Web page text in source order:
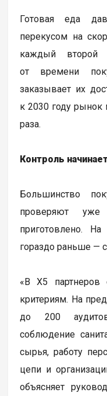
Готовая еда
перекусом на
каждый второй
от времени
заказывает их
к 2030 году
раза.
Контроль
Большинство
проверяют
приготовлено.
гораздо раньше —
«В Х5
критериям. На
до 200
соблюдение
сырья, работу
цепи и
объясняет